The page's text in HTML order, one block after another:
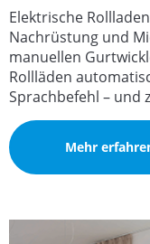
Elektrische
Nachrüstung und
manuellen
Rollläden
Sprachbefehl – und
Mehr